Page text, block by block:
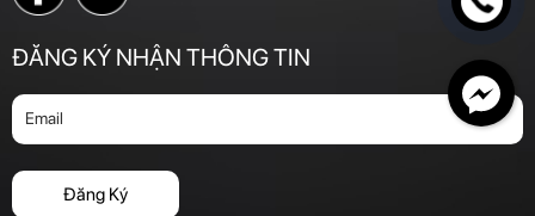
ĐĂNG KÝ NHẬN THÔNG TIN